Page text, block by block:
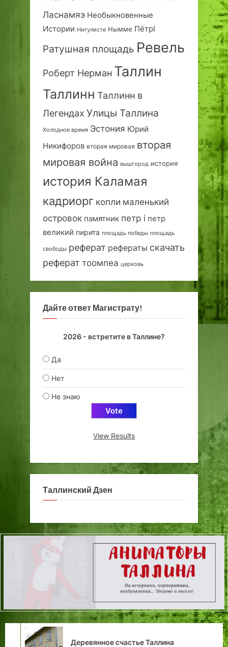
Ласнамяэ Необыкновенные
Истории Нигулисте Нымме ПётрI
Ратушная площадь Ревель
Роберт Нерман Таллин
Таллинн Таллинн в
Легендах Улицы Таллина
Холодное время Эстония Юрий
Никифоров вторая мировая вторая
мировая война вышгород история
история Каламая
кадриорг копли маленький
островок памятник петр i петр
великий пирита площадь победы площадь
свободы реферат рефераты скачать
реферат тоомпеа церковь
Дайте ответ Магистрату!
2026 - встретите в Таллине?
Да
Нет
Не знаю
View Results
Таллинский Дзен
Деревянное счастье Таллина